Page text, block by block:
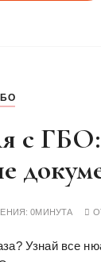
с
0МИНУТА
Узнай все